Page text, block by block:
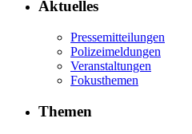
Aktuelles
Pressemitteilungen
Polizeimeldungen
Veranstaltungen
Fokusthemen
Themen